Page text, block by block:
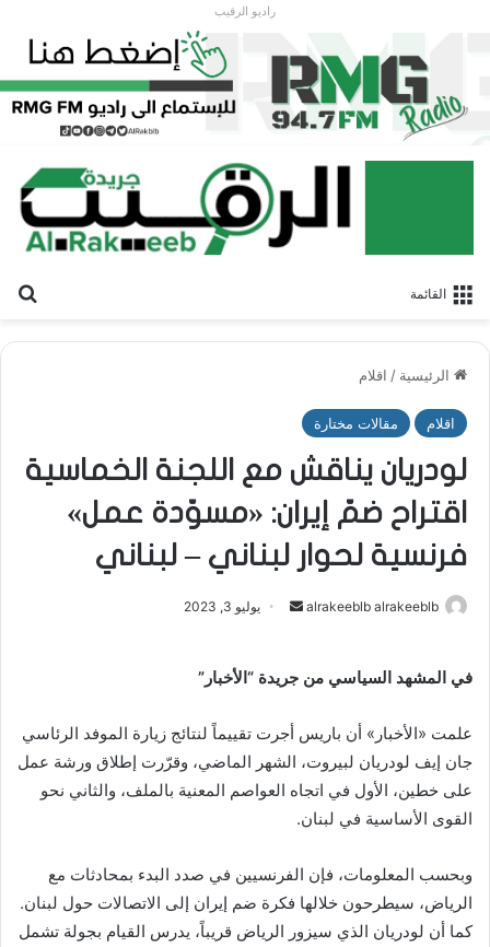
راديو الرقيب
القائمة
الرئيسية / اقلام
اقلام مقالات مختارة
لودريان يناقش مع اللجنة الخماسية
اقتراح ضمّ إيران: «مسوّدة عمل»
فرنسية لحوار لبناني – لبناني
alrakeeblb alrakeeblb
ل
ر
ي
ل
ك
يوليو 3, 2023
في المشهد السياسي من جريدة “الأخبار”
علمت «الأخبار» أن باريس أجرت تقييماً لنتائج زيارة الموفد الرئاسي
جان إيف لودريان لبيروت، الشهر الماضي، وقرّرت إطلاق ورشة عمل
على خطين، الأول في اتجاه العواصم المعنية بالملف، والثاني نحو
القوى الأساسية في لبنان.
وبحسب المعلومات، فإن الفرنسيين في صدد البدء بمحادثات مع
الرياض، سيطرحون خلالها فكرة ضم إيران إلى الاتصالات حول لبنان.
كما أن لودريان الذي سيزور الرياض قريباً، يدرس القيام بجولة تشمل